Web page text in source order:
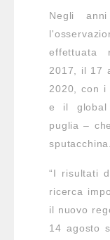
Negli
effettuata
2017, il 17
2020, con i
e il global
puglia –
sputacchina.
“I risultati
ricerca
il nuovo
14 agosto